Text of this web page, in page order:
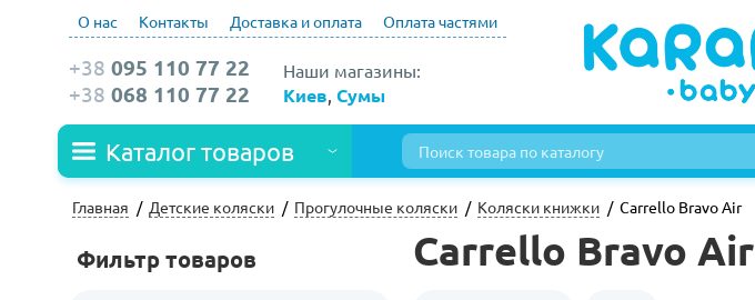
О нас Контакты Доставка и оплата Оплата частями
Наши магазины:
Киев Сумы
+38 095 110 77 22
+38 068 110 77 22
Каталог товаров
Главная Детские коляски Прогулочные коляски Коляски книжки Carrello Bravo Air
Фильтр товаров Carrello Bravo Air